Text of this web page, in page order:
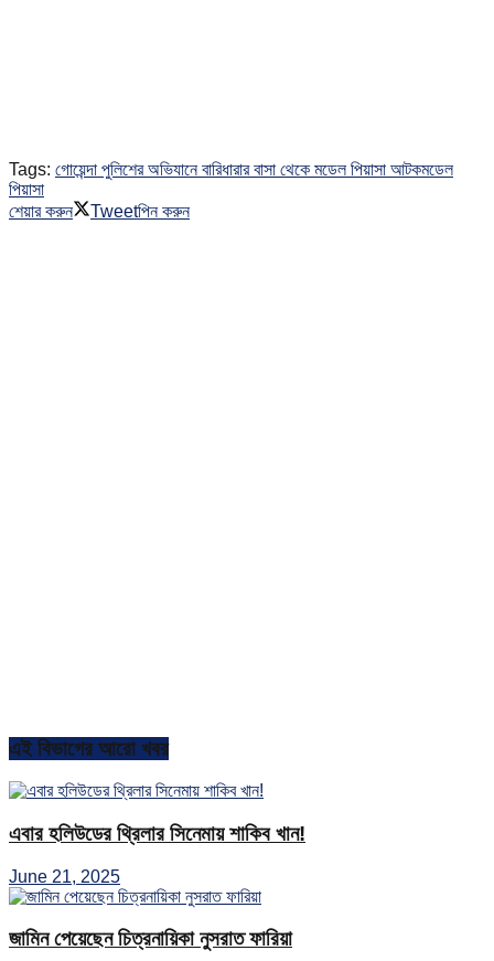
Tags: গোয়েন্দা পুলিশের অভিযানে বারিধারার বাসা থেকে মডেল পিয়াসা আটকমডেল
পিয়াসা
শেয়ার করুন
Tweetপিন করুন
এই বিভাগের আরো খবর
এবার হলিউডের থ্রিলার সিনেমায় শাকিব খান!
June 21, 2025
জামিন পেয়েছেন চিত্রনায়িকা নুসরাত ফারিয়া